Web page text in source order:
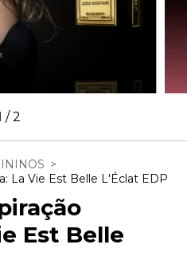
/2
>
La Vie Est Belle L'Éclat EDP
Est Belle